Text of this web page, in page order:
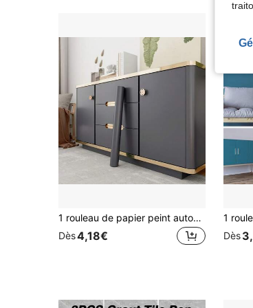
1 rouleau de papier peint autoadhésif mat et unicolore, en matériau vinyle résistant à l'huile, convenant pour les armoires de cuisine, la rénovation de meubles et la décoration intérieure DIY. Peut être utilisé pour le papier peint, la décoration de chambre, de salle de bain, de salon, de cuisine, et pour tout type de décoration murale et d'art mural à la maison.
Dès4,18€
Dès